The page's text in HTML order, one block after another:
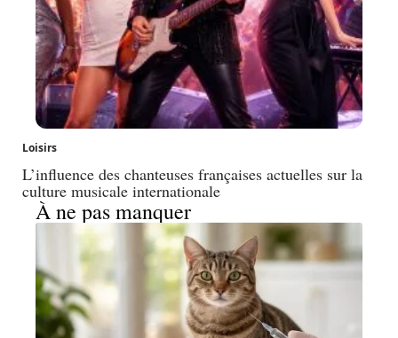
Loisirs
L’influence des chanteuses françaises actuelles sur la
culture musicale internationale
À ne pas manquer